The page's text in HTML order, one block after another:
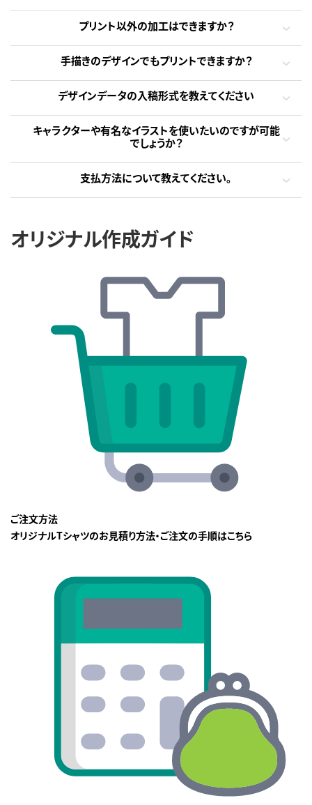
プリント以外の加工はできますか？
手描きのデザインでもプリントできますか？
デザインデータの入稿形式を教えてください
キャラクターや有名なイラストを使いたいのですが可能
でしょうか？
支払方法について教えてください。
オリジナル作成ガイド
ご注文方法
オリジナルTシャツのお見積り方法・ご注文の手順はこちら